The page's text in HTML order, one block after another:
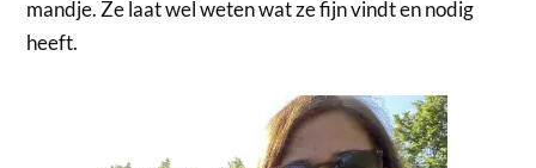
mandje. Ze laat wel weten wat ze fijn vindt en nodig
heeft.